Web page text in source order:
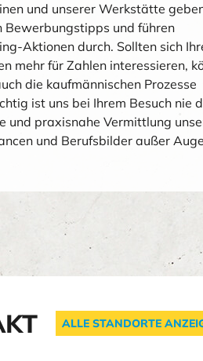
und unserer Werkstätte
Bewerbungstipps und führen
Aktionen durch. Sollten sich
mehr für Zahlen interessieren,
die kaufmännischen Prozesse
ist uns bei Ihrem Besuch nie
und praxisnahe Vermittlung
und Berufsbilder außer
ALLE STANDORTE